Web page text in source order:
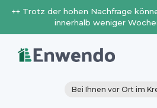
++ Trotz der hohen Nachfrage
innerhalb weniger
Bei Ihnen vor Ort im